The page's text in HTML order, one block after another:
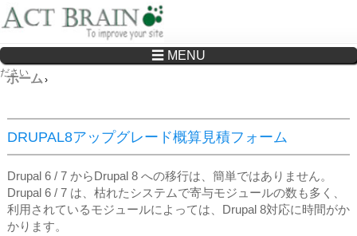
Drupalサイトの制作・保守をどこに頼んでいいか分からない方へ…まずはご相談く
ださい
☰ MENU
ホーム›
DRUPAL8アップグレード概算見積フォーム
Drupal 6 / 7 からDrupal 8 への移行は、簡単ではありません。
Drupal 6 / 7 は、枯れたシステムで寄与モジュールの数も多く、
利用されているモジュールによっては、Drupal 8対応に時間がか
かります。